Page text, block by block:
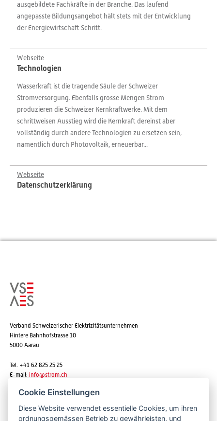
ausgebildete Fachkräfte in der Branche. Das laufend
angepasste Bildungsangebot hält stets mit der Entwicklung
der Energiewirtschaft Schritt.
Webseite
Technologien
Wasserkraft ist die tragende Säule der Schweizer
Stromversorgung. Ebenfalls grosse Mengen Strom
produzieren die Schweizer Kernkraftwerke. Mit dem
schrittweisen Ausstieg wird die Kernkraft dereinst aber
vollständig durch andere Technologien zu ersetzen sein,
namentlich durch Photovoltaik, erneuerbar...
Webseite
Datenschutzerklärung
Verband Schweizerischer Elektrizitätsunternehmen
Hintere Bahnhofstrasse 10
5000 Aarau
Tel. +41 62 825 25 25
E-mail: info@strom.ch
Newsletter abonnieren
Cookie Einstellungen
Diese Website verwendet essentielle Cookies, um ihren
ordnungsgemässen Betrieb zu gewährleisten, und